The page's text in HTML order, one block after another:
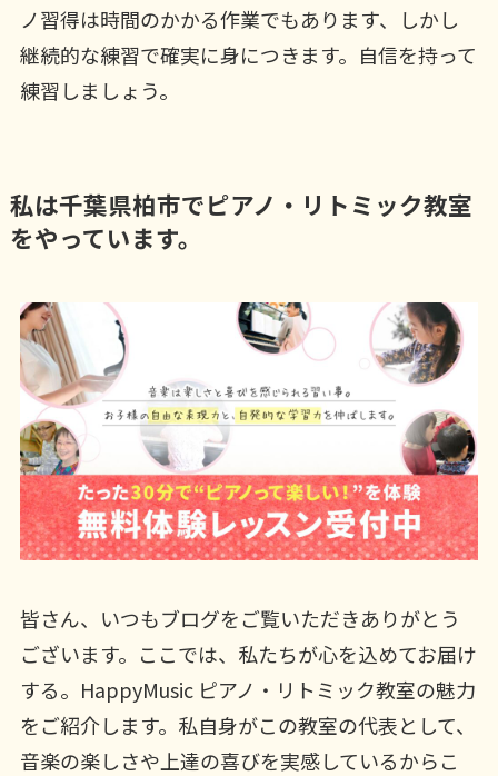
ノ習得は時間のかかる作業でもあります、しかし
継続的な練習で確実に身につきます。自信を持って
練習しましょう。
私は千葉県柏市でピアノ・リトミック教室
をやっています。
皆さん、いつもブログをご覧いただきありがとう
ございます。ここでは、私たちが心を込めてお届け
する。HappyMusic ピアノ・リトミック教室の魅力
をご紹介します。私自身がこの教室の代表として、
音楽の楽しさや上達の喜びを実感しているからこ